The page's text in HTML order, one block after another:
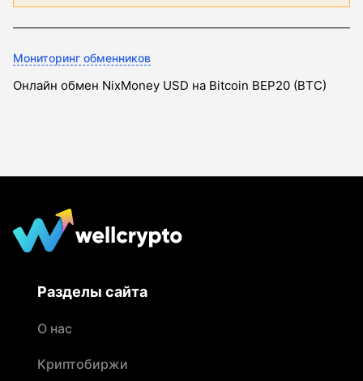
Мониторинг обменников
Онлайн обмен NixMoney USD на Bitcoin BEP20 (BTC)
Разделы сайта
О нас
Криптобиржи